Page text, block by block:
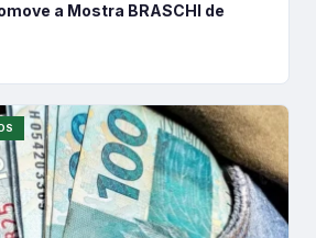
a Mostra BRASCHI de